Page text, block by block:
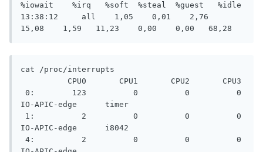
%iowait    %irq   %soft  %steal  %guest   %idle
13:38:12     all    1,05    0,01    2,76
15,08    1,59   11,23    0,00    0,00   68,28
cat /proc/interrupts
IO-APIC-edge      timer
IO-APIC-edge      i8042